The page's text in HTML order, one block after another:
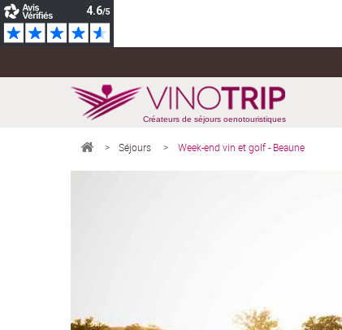
Créateurs de séjours oenotouristiques
> Séjours > Week-end vin et golf - Beaune